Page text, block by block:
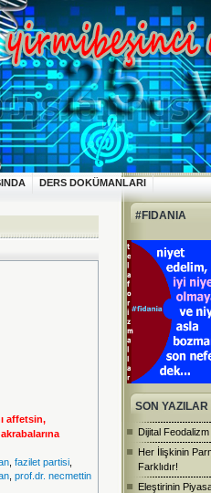
DERS DOKÜMANLARI
#FIDANIA
SON YAZILAR
Dijital
Her İlişkinin
Farklıdır!
Eleştirinin
affetsin,
fazilet partisi
prof.dr. necmettin